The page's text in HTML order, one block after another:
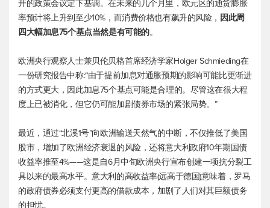
开的政策会议定下基调。在未来的几个月里，欧元区的通货膨胀
率预计将上升到至少10%，而消费价格也有飙升的风险， 因此周
四大幅加息75个基点当然是有可能的。
欧洲央行观察人士兼贝伦贝格首席经济学家Holger Schmieding在
一份研究报告中称:“由于提前加息对通胀预期的影响可能比更渐进
的方式更大，因此加息75个基点可能是合理的。尽管这在很大程
度上已被消化，但它仍可能加剧债券市场的紧张局势。”
最近，通过“北溪1号”向欧洲输送天然气的中断，不仅推低了美国
股市，增加了欧洲经济衰退的风险，还将意大利政府10年期国债
收益率推至4%——这是自6月中旬欧洲央行宣布创建一项抗分裂工
具以来的最高水平。意大利的高收益率(远高于德国)意味着，罗马
的政府债券必须支付更高的借款成本，加剧了人们对其巨额债务
的担忧。